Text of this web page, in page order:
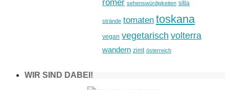
römer sehenswürdigkeiten sitia
strände tomaten toskana
vegan vegetarisch volterra
wandern zimt österreich
WIR SIND DABEI!